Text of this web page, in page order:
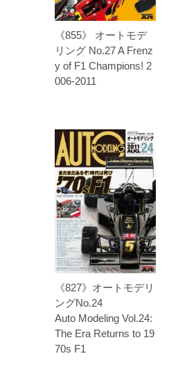
《855》 オートモデ
リング No.27 A Frenz
y of F1 Champions! 2
006-2011
《827》オートモデリ
ングNo.24
Auto Modeling Vol.24:
The Era Returns to 19
70s F1